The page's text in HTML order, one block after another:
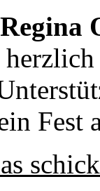
Regina
Fest